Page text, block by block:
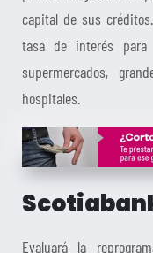
capital de sus
tasa de interés
supermercados,
hospitales.
Evaluará la